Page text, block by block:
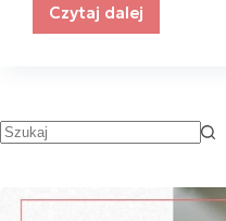
Czytaj dalejSuperkobiety
edycja!